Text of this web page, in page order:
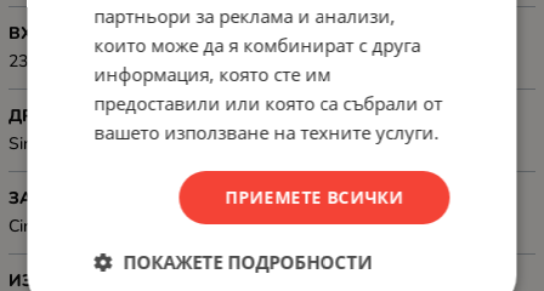
ВХ. НАПРЕЖЕНИЕ, V
230V (Input voltage range for main operations: 168 - 302V)
ДРУГИ
Sine wave, IP20
ЗАЩИТИ
Circuit breaker; Surge Protection and Filtering
ИЗХ. МОЩНОСТ, VA
партньори за реклама и анализи,
които може да я комбинират с друга
информация, която сте им
предоставили или която са събрали от
вашето използване на техните услуги.
ПРИЕМЕТЕ ВСИЧКИ
ПОКАЖЕТЕ ПОДРОБНОСТИ